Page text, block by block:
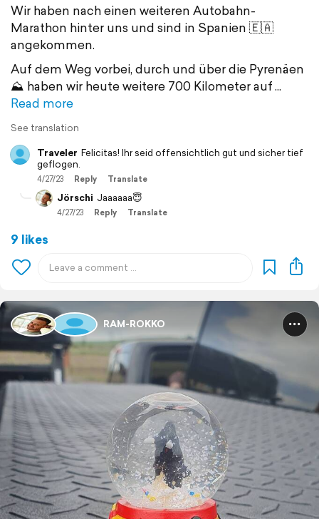
Wir haben nach einen weiteren Autobahn-
Marathon hinter uns und sind in Spanien 🇪🇦
angekommen.
Auf dem Weg vorbei, durch und über die Pyrenäen
⛰️ haben wir heute weitere 700 Kilometer auf
Read more
See translation
Traveler Felicitas! Ihr seid offensichtlich gut und sicher tief
geflogen.
4/27/23 Reply Translate
Jörschi Jaaaaaa😇
4/27/23 Reply Translate
9 likes
RAM-ROKKO